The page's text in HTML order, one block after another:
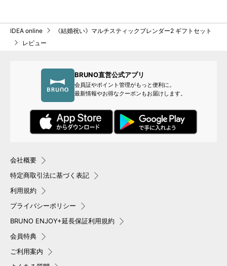
IDEA online
《結婚祝い》マルチスティックブレンダー2 ギフトセット
レビュー
BRUNO直営公式アプリ
会員証やポイント管理がもっと便利に。
最新情報やお得なクーポンもお届けします。
会社概要
特定商取引法に基づく表記
利用規約
プライバシーポリシー
BRUNO ENJOY+延長保証利用規約
会員特典
ご利用案内